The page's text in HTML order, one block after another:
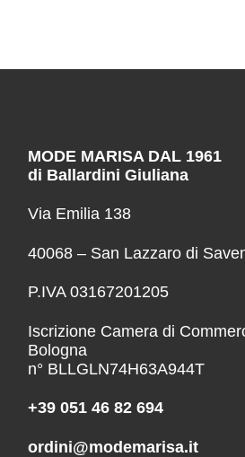
MODE MARISA DAL 1961
di Ballardini Giuliana
Via Emilia 138
40068 – San Lazzaro di
P.IVA 03167201205
Iscrizione Camera di
Bologna
n° BLLGLN74H63A944T
+39 051 46 82 694
ordini@modemarisa.it